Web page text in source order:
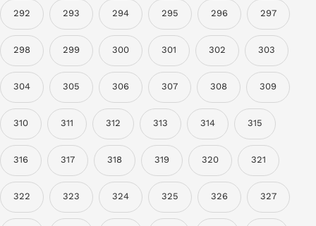
292 293 294 295 296 297
298 299 300 301 302 303
304 305 306 307 308 309
310 311 312 313 314 315
316 317 318 319 320 321
322 323 324 325 326 327